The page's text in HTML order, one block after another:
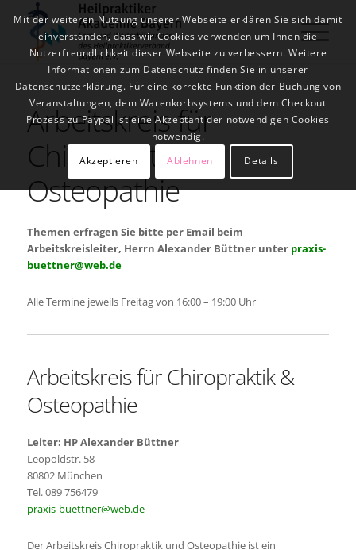
Arbeitskreis für
Chiropraktik &
Osteopathie
Themen erfragen Sie bitte per Email beim
Arbeitskreisleiter, Herrn Alexander Büttner unter praxis-
buettner@web.de
Alle Termine jeweils Freitag von 16:00 – 19:00 Uhr
Arbeitskreis für Chiropraktik &
Osteopathie
Leiter: HP Alexander Büttner
Leopoldstr. 58
80802 München
Tel. 089 756479
praxis-buettner@web.de
Der Arbeitskreis Chiropraktik und Osteopathie ist ein
Mit der weiteren Nutzung unserer Webseite erklären Sie sich damit
einverstanden, dass wir Cookies verwenden um Ihnen die
Nutzerfreundlichkeit dieser Webseite zu verbessern. Weitere
Informationen zum Datenschutz finden Sie in unserer
Datenschutzerklärung. Für eine korrekte Funktion der Buchung von
Veranstaltungen, dem Warenkorbsystems und dem Checkout
Prozess zu Paypal ist eine Akzeptant der notwendigen Cookies
notwendig.
Akzeptieren
Ablehnen Details